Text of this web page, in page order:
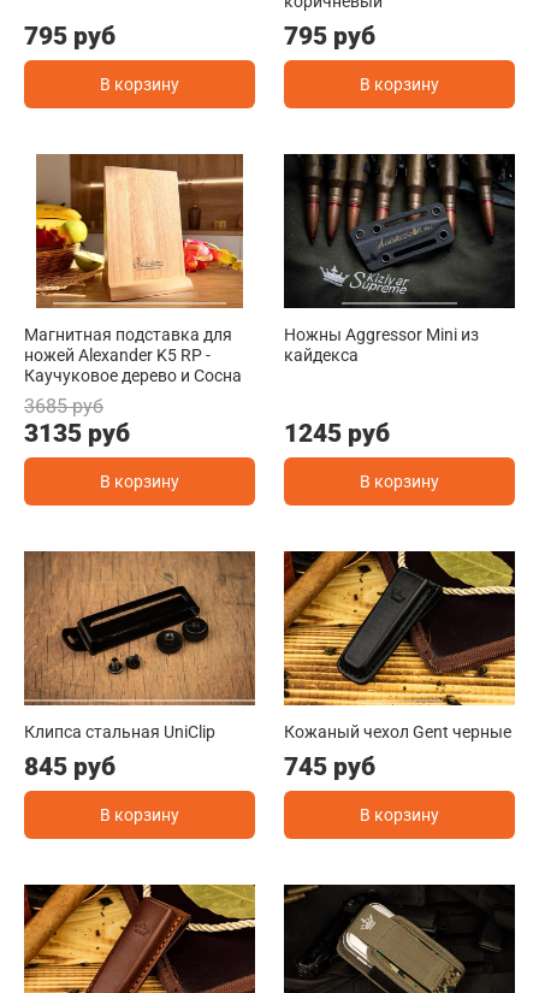
795 руб
В корзину
795 руб
В корзину
Магнитная подставка для
ножей Alexander K5 RP -
Каучуковое дерево и Сосна
3685 руб
3135 руб
В корзину
Ножны Aggressor Mini из
кайдекса
1245 руб
В корзину
Клипса стальная UniClip
845 руб
В корзину
Кожаный чехол Gent черные
745 руб
В корзину